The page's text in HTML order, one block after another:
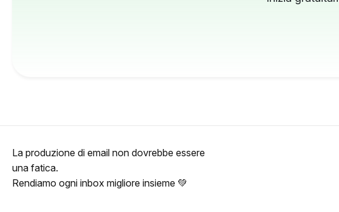
La produzione di email non dovrebbe essere
una fatica.
Rendiamo ogni inbox migliore insieme 💚